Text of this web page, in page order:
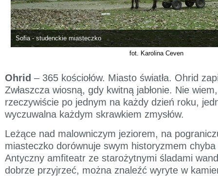
Sofia - studenckie miasteczko
fot. Karolina Ceven
Ohrid – 365 kościołów. Miasto światła. Ohrid
Zwłaszcza wiosną, gdy kwitną jabłonie. Nie
rzeczywiście po jednym na każdy dzień roku,
wyczuwalna każdym skrawkiem zmysłów.
Leżące nad malowniczym jeziorem, na
miasteczko dorównuje swym historyzmem
Antyczny amfiteatr ze starożytnymi śladami
dobrze przyjrzeć, można znaleźć wyryte w